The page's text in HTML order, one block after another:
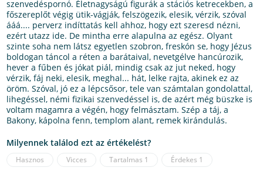
szenvedéspornó. Életnagyságú figurák a stációs ketrecekben, a
főszereplőt végig ütik-vágják, felszögezik, elesik, vérzik, szóval
ááá.... perverz indíttatás kell ahhoz, hogy ezt szeresd nézni,
ezért utazz ide. De mintha erre alapulna az egész. Olyant
szinte soha nem látsz egyetlen szobron, freskón se, hogy Jézus
boldogan táncol a réten a barátaival, nevetgélve hancúrozik,
hever a fűben és jókat piál, mindig csak az jut neked, hogy
vérzik, fáj neki, elesik, meghal... hát, lelke rajta, akinek ez az
öröm. Szóval, jó ez a lépcsősor, tele van számtalan gondolattal,
lihegéssel, némi fizikai szenvedéssel is, de azért még büszke is
voltam magamra a végén, hogy felmásztam. Szép a táj, a
Bakony, kápolna fenn, templom alant, remek kirándulás.
Milyennek találod ezt az értékelést?
Hasznos Vicces Tartalmas 1 Érdekes 1